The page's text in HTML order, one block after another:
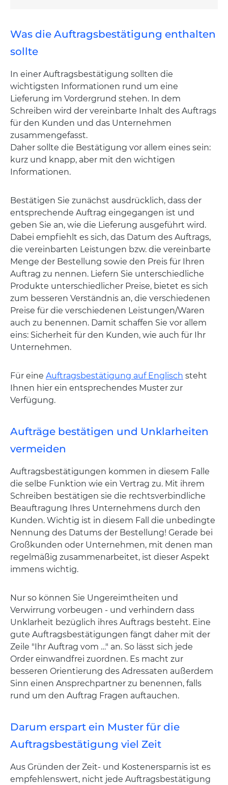
Was die Auftragsbestätigung enthalten
sollte
In einer Auftragsbestätigung sollten die
wichtigsten Informationen rund um eine
Lieferung im Vordergrund stehen. In dem
Schreiben wird der vereinbarte Inhalt des Auftrags
für den Kunden und das Unternehmen
zusammengefasst.
Daher sollte die Bestätigung vor allem eines sein:
kurz und knapp, aber mit den wichtigen
Informationen.
Bestätigen Sie zunächst ausdrücklich, dass der
entsprechende Auftrag eingegangen ist und
geben Sie an, wie die Lieferung ausgeführt wird.
Dabei empfiehlt es sich, das Datum des Auftrags,
die vereinbarten Leistungen bzw. die vereinbarte
Menge der Bestellung sowie den Preis für Ihren
Auftrag zu nennen. Liefern Sie unterschiedliche
Produkte unterschiedlicher Preise, bietet es sich
zum besseren Verständnis an, die verschiedenen
Preise für die verschiedenen Leistungen/Waren
auch zu benennen. Damit schaffen Sie vor allem
eins: Sicherheit für den Kunden, wie auch für Ihr
Unternehmen.
Für eine Auftragsbestätigung auf Englisch steht
Ihnen hier ein entsprechendes Muster zur
Verfügung.
Aufträge bestätigen und Unklarheiten
vermeiden
Auftragsbestätigungen kommen in diesem Falle
die selbe Funktion wie ein Vertrag zu. Mit ihrem
Schreiben bestätigen sie die rechtsverbindliche
Beauftragung Ihres Unternehmens durch den
Kunden. Wichtig ist in diesem Fall die unbedingte
Nennung des Datums der Bestellung! Gerade bei
Großkunden oder Unternehmen, mit denen man
regelmäßig zusammenarbeitet, ist dieser Aspekt
immens wichtig.
Nur so können Sie Ungereimtheiten und
Verwirrung vorbeugen - und verhindern dass
Unklarheit bezüglich ihres Auftrags besteht. Eine
gute Auftragsbestätigungen fängt daher mit der
Zeile "Ihr Auftrag vom …" an. So lässt sich jede
Order einwandfrei zuordnen. Es macht zur
besseren Orientierung des Adressaten außerdem
Sinn einen Ansprechpartner zu benennen, falls
rund um den Auftrag Fragen auftauchen.
Darum erspart ein Muster für die
Auftragsbestätigung viel Zeit
Aus Gründen der Zeit- und Kostenersparnis ist es
empfehlenswert, nicht jede Auftragsbestätigung